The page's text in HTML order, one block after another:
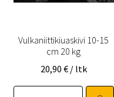
Vulkaniittikiuaskivi 10-15
cm 20 kg
20,90 € / ltk